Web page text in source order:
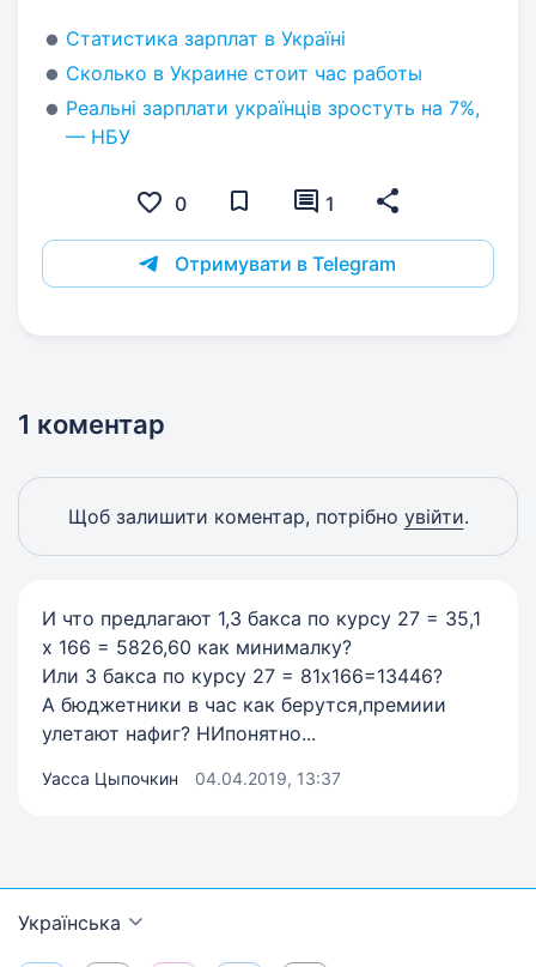
Статистика зарплат в Україні
Сколько в Украине стоит час работы
Реальні зарплати українців зростуть на 7%,
— НБУ
0 1
Отримувати в Telegram
1 коментар
Щоб залишити коментар, потрібно увійти.
И что предлагают 1,3 бакса по курсу 27 = 35,1
х 166 = 5826,60 как минималку?
Или 3 бакса по курсу 27 = 81х166=13446?
А бюджетники в час как берутся,премиии
улетают нафиг? НИпонятно...
Уасса Цыпочкин 04.04.2019, 13:37
Українська